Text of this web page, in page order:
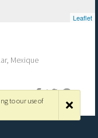
Leaflet
Mexique
to our use of